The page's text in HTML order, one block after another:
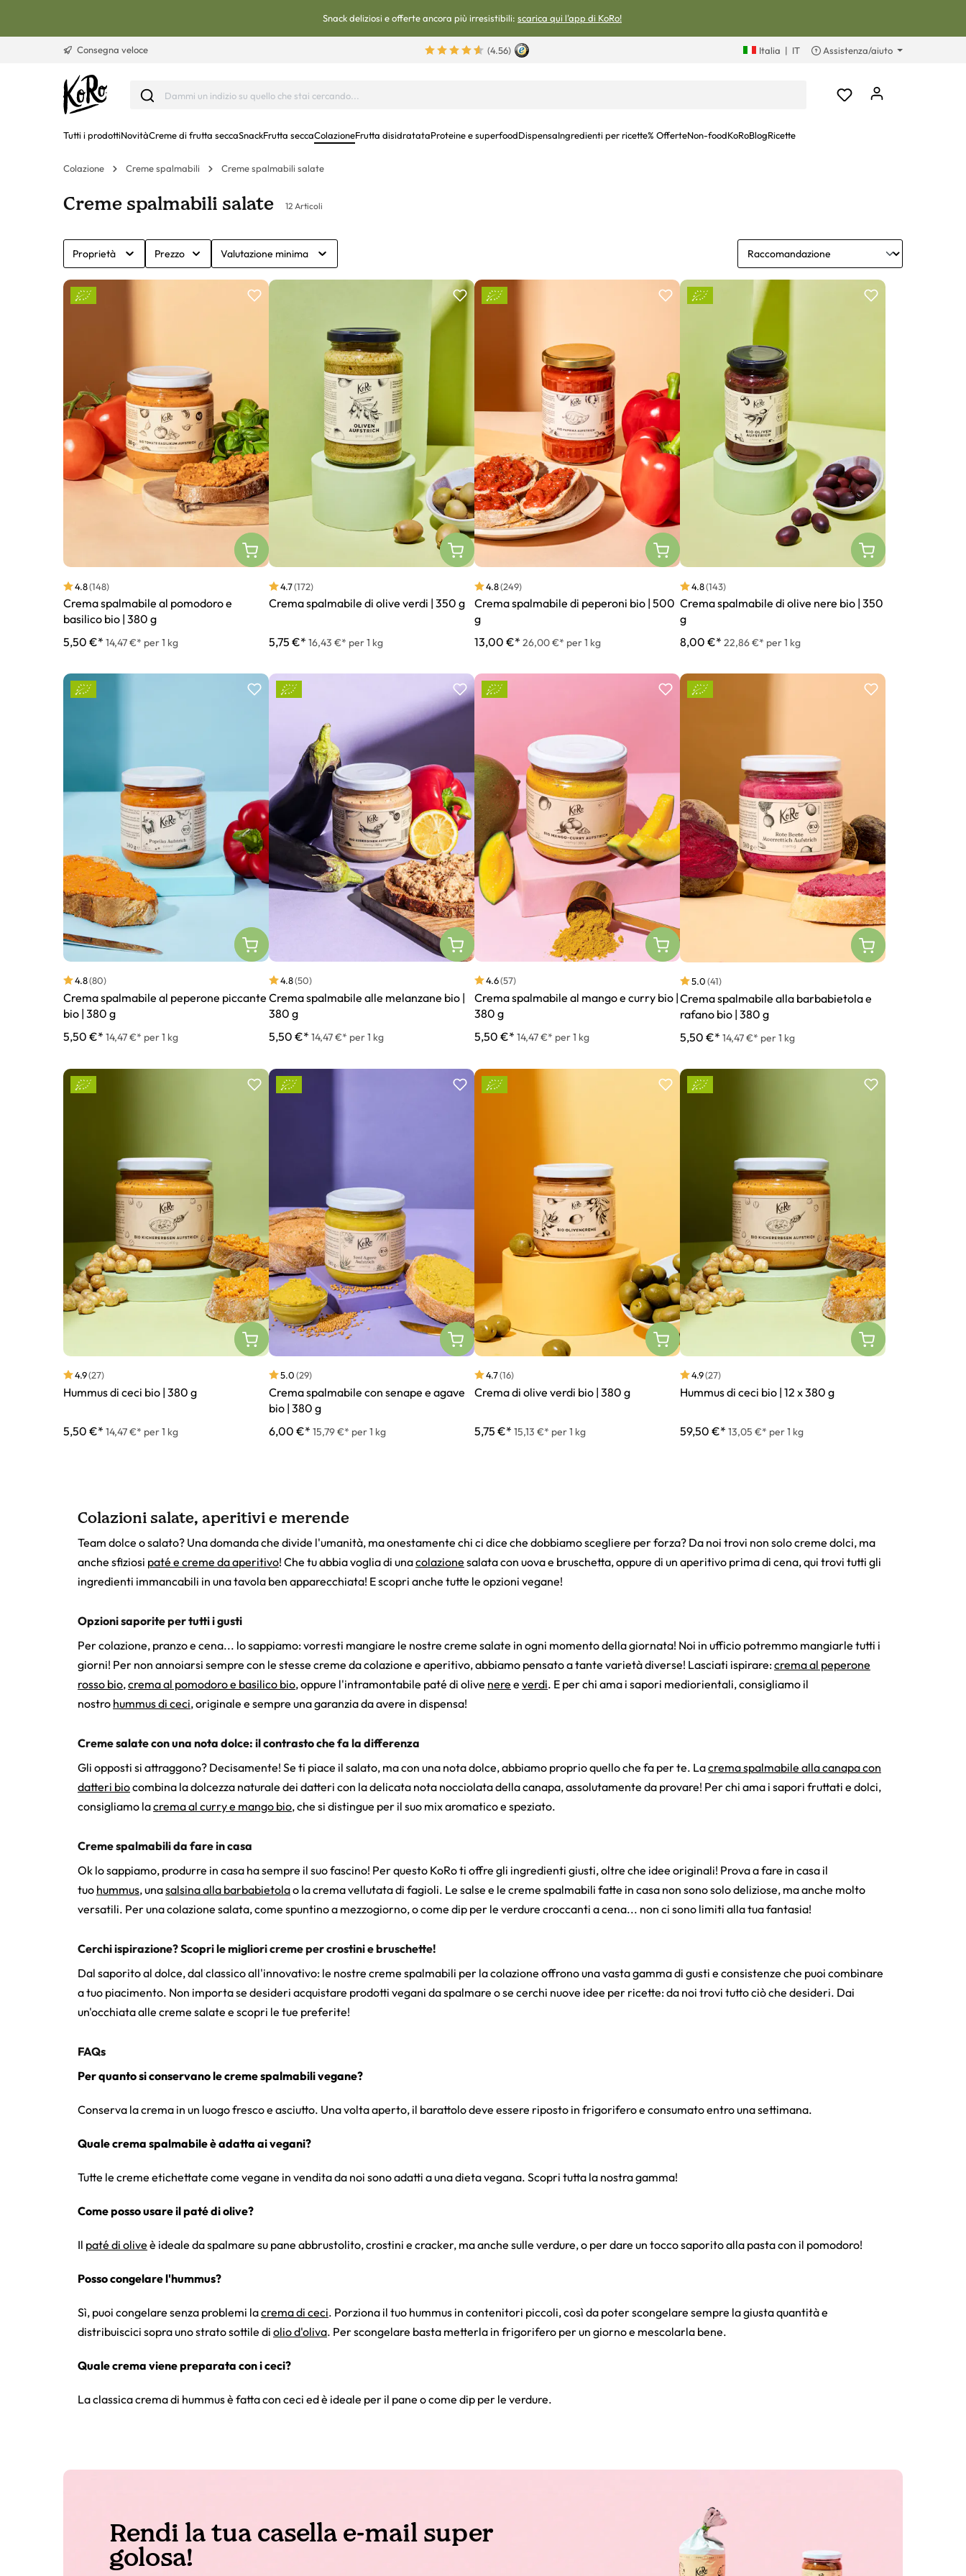
Snack deliziosi e offerte ancora più irresistibili: scarica qui l'app di KoRo!
Consegna veloce (4.56) Italia | IT Assistenza/aiuto
Tutti i prodottiNovitàCreme di frutta seccaSnackFrutta seccaColazioneFrutta disidratataProteine e superfoodDispensaIngredienti per ricette% OfferteNon-foodKoRoBlogRicette
Colazione Creme spalmabili Creme spalmabili salate
Creme spalmabili salate 12 Articoli
Proprietà Prezzo Valutazione minima
4.8(148)
Crema spalmabile al pomodoro e
basilico bio | 380 g
5,50 €* 14,47 €* per 1 kg
4.7(172)
Crema spalmabile di olive verdi | 350 g
5,75 €* 16,43 €* per 1 kg
4.8(249)
Crema spalmabile di peperoni bio | 500
g
13,00 €* 26,00 €* per 1 kg
4.8(143)
Crema spalmabile di olive nere bio | 350
g
8,00 €* 22,86 €* per 1 kg
4.8(80)
Crema spalmabile al peperone piccante
bio | 380 g
5,50 €* 14,47 €* per 1 kg
4.8(50)
Crema spalmabile alle melanzane bio |
380 g
5,50 €* 14,47 €* per 1 kg
4.6(57)
Crema spalmabile al mango e curry bio |
380 g
5,50 €* 14,47 €* per 1 kg
5.0(41)
Crema spalmabile alla barbabietola e
rafano bio | 380 g
5,50 €* 14,47 €* per 1 kg
4.9(27)
Hummus di ceci bio | 380 g
5,50 €* 14,47 €* per 1 kg
5.0(29)
Crema spalmabile con senape e agave
bio | 380 g
6,00 €* 15,79 €* per 1 kg
4.7(16)
Crema di olive verdi bio | 380 g
5,75 €* 15,13 €* per 1 kg
4.9(27)
Hummus di ceci bio | 12 x 380 g
59,50 €* 13,05 €* per 1 kg
Colazioni salate, aperitivi e merende
Team dolce o salato? Una domanda che divide l'umanità, ma onestamente chi ci dice che dobbiamo scegliere per forza? Da noi trovi non solo creme dolci, ma
anche sfiziosi paté e creme da aperitivo! Che tu abbia voglia di unacolazione salata con uova e bruschetta, oppure di un aperitivo prima di cena, qui trovi tutti gli
ingredienti immancabili in una tavola ben apparecchiata! E scopri anche tutte le opzioni vegane!
Opzioni saporite per tutti i gusti
Per colazione, pranzo e cena... lo sappiamo: vorresti mangiare le nostre creme salate in ogni momento della giornata! Noi in ufficio potremmo mangiarle tutti i
giorni! Per non annoiarsi sempre con le stesse creme da colazione e aperitivo, abbiamo pensato a tante varietà diverse! Lasciati ispirare:crema al peperone
rosso bio,crema al pomodoro e basilico bio, oppure l'intramontabile paté di olive nere e verdi. E per chi ama i sapori mediorientali, consigliamo il
nostro hummus di ceci, originale e sempre una garanzia da avere in dispensa!
Creme salate con una nota dolce: il contrasto che fa la differenza
Gli opposti si attraggono? Decisamente! Se ti piace il salato, ma con una nota dolce, abbiamo proprio quello che fa per te. Lacrema spalmabile alla canapa con
datteri biocombina la dolcezza naturale dei datteri con la delicata nota nocciolata della canapa, assolutamente da provare! Per chi ama i sapori fruttati e dolci,
consigliamo lacrema al curry e mango bio, che si distingue per il suo mix aromatico e speziato.
Creme spalmabili da fare in casa
Ok lo sappiamo, produrre in casa ha sempre il suo fascino! Per questo KoRo ti offre gli ingredienti giusti, oltre che idee originali! Prova a fare in casa il
tuo hummus, unasalsina alla barbabietolao la crema vellutata di fagioli. Le salse e le creme spalmabili fatte in casa non sono solo deliziose, ma anche molto
versatili. Per una colazione salata, come spuntino a mezzogiorno, o come dip per le verdure croccanti a cena... non ci sono limiti alla tua fantasia!
Cerchi ispirazione? Scopri le migliori creme per crostini e bruschette!
Dal saporito al dolce, dal classico all'innovativo: le nostre creme spalmabili per la colazione offrono una vasta gamma di gusti e consistenze che puoi combinare
a tuo piacimento. Non importa se desideri acquistare prodotti vegani da spalmare o se cerchi nuove idee per ricette: da noi trovi tutto ciò che desideri. Dai
un'occhiata alle creme salate e scopri le tue preferite!
FAQs
Per quanto si conservano le creme spalmabili vegane?
Conserva la crema in un luogo fresco e asciutto. Una volta aperto, il barattolo deve essere riposto in frigorifero e consumato entro una settimana.
Quale crema spalmabile è adatta ai vegani?
Tutte le creme etichettate come vegane in vendita da noi sono adatti a una dieta vegana. Scopri tutta la nostra gamma!
Come posso usare il paté di olive?
Il paté di olive è ideale da spalmare su pane abbrustolito, crostini e cracker, ma anche sulle verdure, o per dare un tocco saporito alla pasta con il pomodoro!
Posso congelare l'hummus?
Sì, puoi congelare senza problemi lacrema di ceci. Porziona il tuo hummus in contenitori piccoli, così da poter scongelare sempre la giusta quantità e
distribuiscici sopra uno strato sottile di olio d'oliva. Per scongelare basta metterla in frigorifero per un giorno e mescolarla bene.
Quale crema viene preparata con i ceci?
La classica crema di hummus è fatta con ceci ed è ideale per il pane o come dip per le verdure.
Rendi la tua casella e-mail super
golosa!